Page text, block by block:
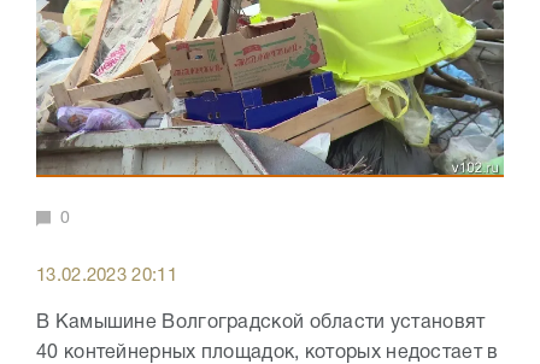
0
13.02.2023 20:11
В Камышине Волгоградской области установят
40 контейнерных площадок, которых недостает в